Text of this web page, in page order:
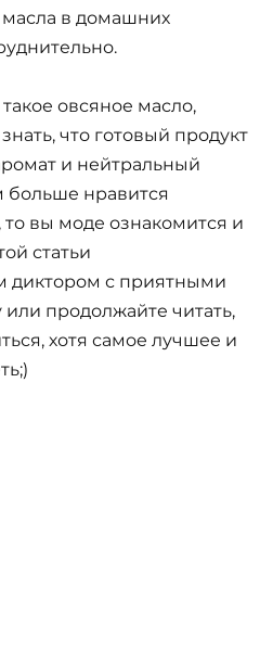
в домашних
овсяное масло,
что готовый продукт
и нейтральный
больше нравится
то вы моде ознакомится и
статьи
диктором с приятными
или продолжайте читать,
хотя самое лучшее и